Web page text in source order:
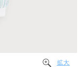
拡大